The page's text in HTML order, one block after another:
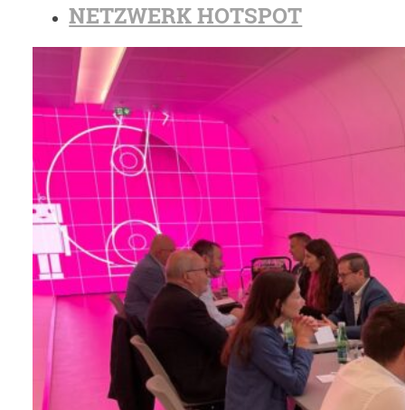
NETZWERK HOTSPOT